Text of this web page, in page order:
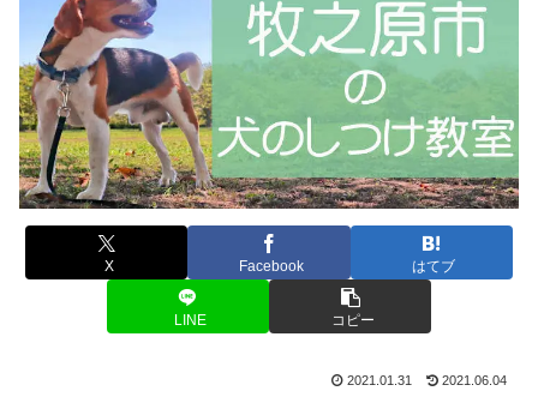
X Facebook はてブ
LINE コピー
2021.01.31 2021.06.04